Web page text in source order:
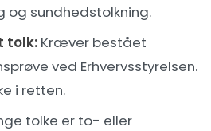
og sundhedstolkning.
tolk: Kræver bestået
ved Erhvervsstyrelsen.
i retten.
tolke er to- eller